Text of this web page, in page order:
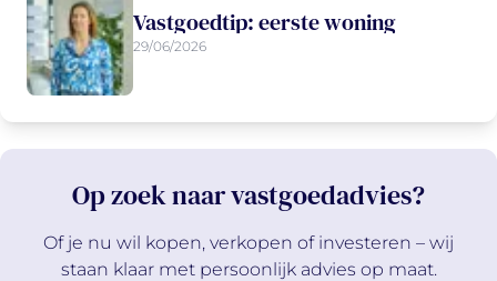
Vastgoedtip: eerste woning
29/06/2026
Op zoek naar vastgoedadvies?
Of je nu wil kopen, verkopen of investeren – wij
staan klaar met persoonlijk advies op maat.